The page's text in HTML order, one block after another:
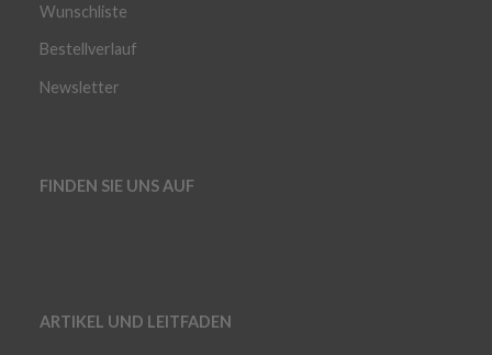
Wunschliste
Bestellverlauf
Newsletter
FINDEN SIE UNS AUF
ARTIKEL UND LEITFADEN